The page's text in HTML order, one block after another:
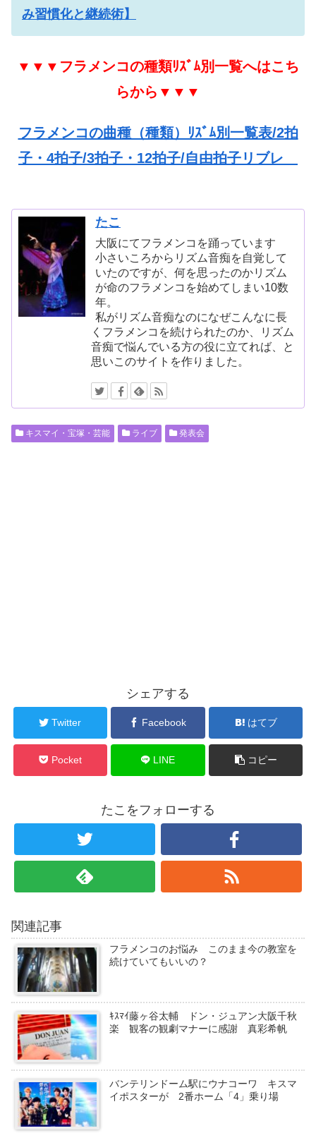
み習慣化と継続術】
▼▼▼フラメンコの種類ﾘｽﾞﾑ別一覧へはこち
らから▼▼▼
フラメンコの曲種（種類）ﾘｽﾞﾑ別一覧表/2拍
子・4拍子/3拍子・12拍子/自由拍子リブレ
たこ
大阪にてフラメンコを踊っています
小さいころからリズム音痴を自覚して
いたのですが、何を思ったのかリズム
が命のフラメンコを始めてしまい10数
年。
私がリズム音痴なのになぜこんなに長
くフラメンコを続けられたのか、リズム
音痴で悩んでいる方の役に立てれば、と
思いこのサイトを作りました。
キスマイ・宝塚・芸能 ライブ 発表会
シェアする
Twitter Facebook はてブ
Pocket LINE コピー
たこをフォローする
関連記事
フラメンコのお悩み このまま今の教室を
続けていてもいいの？
ｷｽﾏｲ藤ヶ谷太輔 ドン・ジュアン大阪千秋
楽 観客の観劇マナーに感謝 真彩希帆
バンテリンドーム駅にウナコーワ キスマ
イポスターが 2番ホーム「4」乗り場